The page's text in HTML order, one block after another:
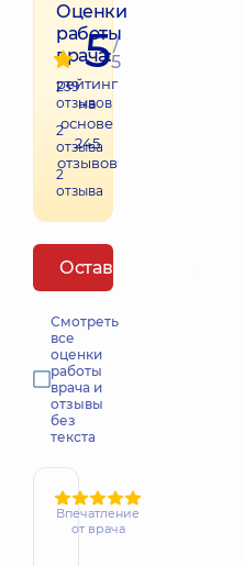
Оценки
работы
врача:
239
отзывов
2
отзыва
2
отзыва
5/
5
рейтинг
на
основе
245
отзывов
Оставить отзыв
Смотреть
все
оценки
работы
врача и
отзывы
без
текста
Впечатление
от врача